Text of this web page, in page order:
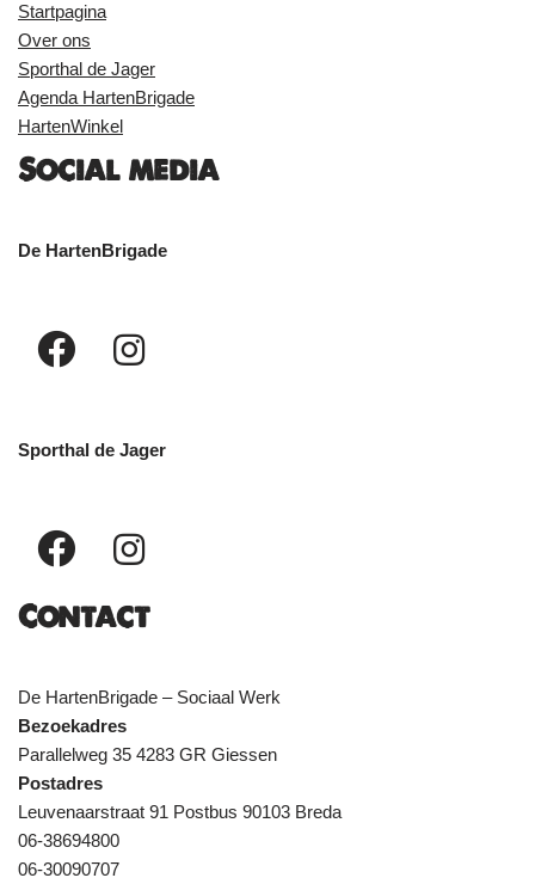
Startpagina
Over ons
Sporthal de Jager
Agenda HartenBrigade
HartenWinkel
Social media
De HartenBrigade
Sporthal de Jager
Contact
De HartenBrigade – Sociaal Werk
Bezoekadres
Parallelweg 35 4283 GR Giessen
Postadres
Leuvenaarstraat 91 Postbus 90103 Breda
06-38694800
06-30090707